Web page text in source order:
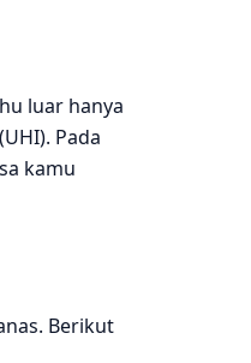
luar hanya
Pada
kamu
Berikut